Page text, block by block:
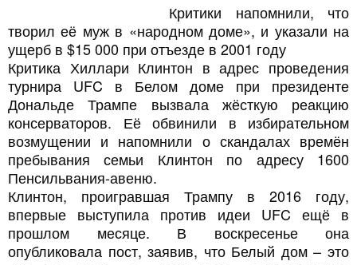
Критики напомнили, что
творил её муж в «народном доме», и указали на
ущерб в $15 000 при отъезде в 2001 году
Критика Хиллари Клинтон в адрес проведения
турнира UFC в Белом доме при президенте
Дональде Трампе вызвала жёсткую реакцию
консерваторов. Её обвинили в избирательном
возмущении и напомнили о скандалах времён
пребывания семьи Клинтон по адресу 1600
Пенсильвания-авеню.
Клинтон, проигравшая Трампу в 2016 году,
впервые выступила против идеи UFC ещё в
прошлом месяце. В воскресенье она
опубликовала пост, заявив, что Белый дом – это